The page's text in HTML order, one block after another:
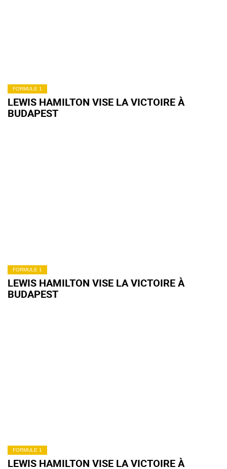
FORMULE 1
LEWIS HAMILTON VISE LA VICTOIRE À
BUDAPEST
FORMULE 1
LEWIS HAMILTON VISE LA VICTOIRE À
BUDAPEST
FORMULE 1
LEWIS HAMILTON VISE LA VICTOIRE À